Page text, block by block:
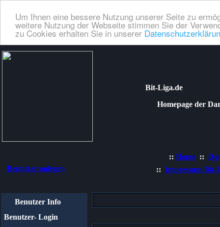
Um Ihnen eine bessere Nutzung unserer Seite zu
weitere Nutzung der Webseite stimmen Sie der
zu Cookies erhalten Sie in unserer
Bit-Liga.de
Homepage der
Benutzer anlegen
:: Home ::
:: Impressum Bit-
Benutzer Info
Benutzer- Login